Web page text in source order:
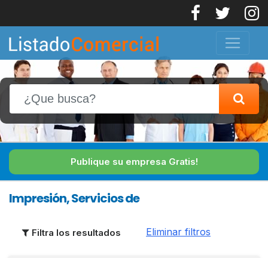
Publique su empresa Gratis!
Impresión, Servicios de
Filtra los resultados Eliminar filtros